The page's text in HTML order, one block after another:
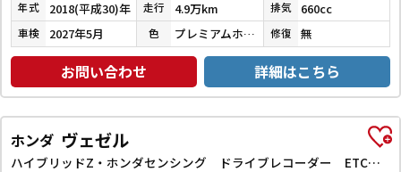
年式 2018(平成30)年 走行 4.9万km 排気 660cc
車検 2027年5月 色 プレミアムホワイトパールⅡ 修復 無
お問い合わせ 詳細はこちら
ホンダ ヴェゼル
ハイブリッドZ・ホンダセンシング ドライブレコーダー ETC バックカメラ オートクルーズコントロール レーンアシスト 衝突被害軽減システム ナビ TV オートライト LEDヘッドランプ アルミホイール スマートキー 電動格納ミラー